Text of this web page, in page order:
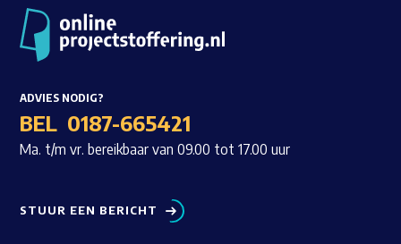
ADVIES NODIG?
BEL 0187-665421
Ma. t/m vr. bereikbaar van 09.00 tot 17.00 uur
STUUR EEN BERICHT